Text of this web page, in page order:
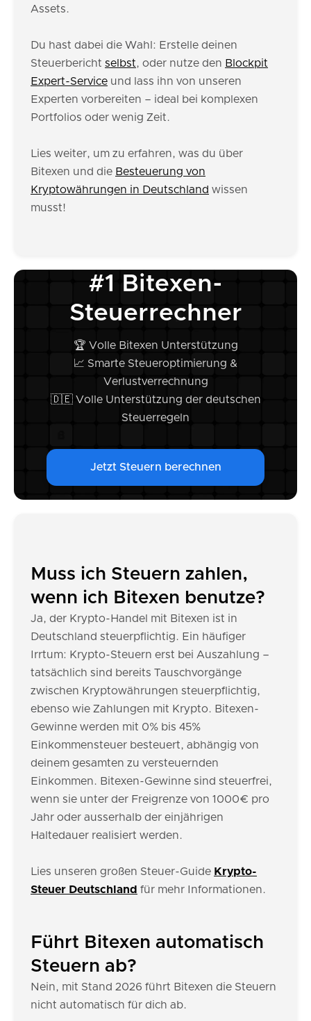
Assets.
Du hast dabei die Wahl: Erstelle deinen
Steuerbericht selbst, oder nutze den Blockpit
Expert-Service und lass ihn von unseren
Experten vorbereiten – ideal bei komplexen
Portfolios oder wenig Zeit.
Lies weiter, um zu erfahren, was du über
Bitexen und die Besteuerung von
Kryptowährungen in Deutschland wissen
musst!
#1 Bitexen-
Steuerrechner
🏆 Volle Bitexen Unterstützung
📈 Smarte Steueroptimierung &
Verlustverrechnung
🇩🇪 Volle Unterstützung der deutschen
Steuerregeln
Jetzt Steuern berechnen
Muss ich Steuern zahlen,
wenn ich Bitexen benutze?
Ja, der Krypto-Handel mit Bitexen ist in
Deutschland steuerpflichtig. Ein häufiger
Irrtum: Krypto-Steuern erst bei Auszahlung –
tatsächlich sind bereits Tauschvorgänge
zwischen Kryptowährungen steuerpflichtig,
ebenso wie Zahlungen mit Krypto. Bitexen-
Gewinne werden mit 0% bis 45%
Einkommensteuer besteuert, abhängig von
deinem gesamten zu versteuernden
Einkommen. Bitexen-Gewinne sind steuerfrei,
wenn sie unter der Freigrenze von 1000€ pro
Jahr oder ausserhalb der einjährigen
Haltedauer realisiert werden.
Lies unseren großen Steuer-Guide Krypto-
Steuer Deutschland für mehr Informationen.
Führt Bitexen automatisch
Steuern ab?
Nein, mit Stand 2026 führt Bitexen die Steuern
nicht automatisch für dich ab.